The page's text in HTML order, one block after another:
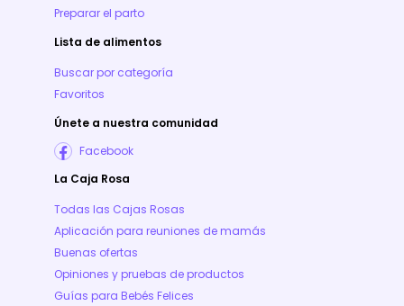
Preparar el parto
Lista de alimentos
Buscar por categoría
Favoritos
Únete a nuestra comunidad
Facebook
La Caja Rosa
Todas las Cajas Rosas
Aplicación para reuniones de mamás
Buenas ofertas
Opiniones y pruebas de productos
Guías para Bebés Felices